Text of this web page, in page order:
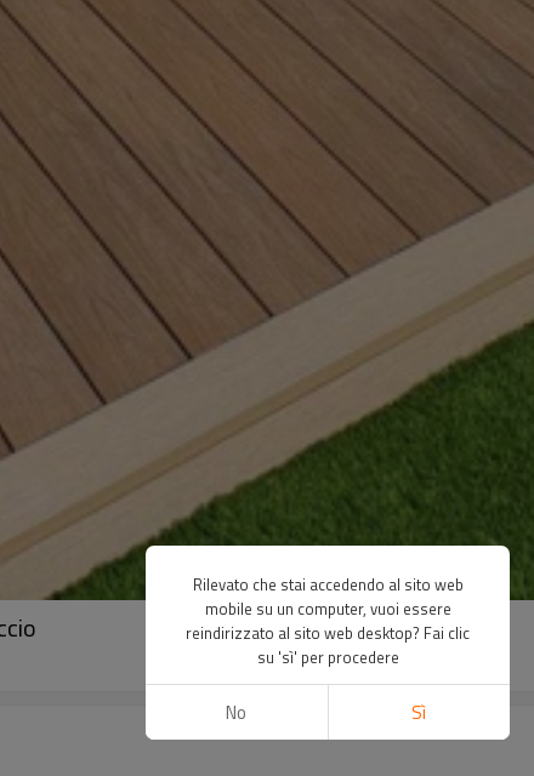
Rilevato che stai accedendo al sito web
mobile su un computer, vuoi essere
reindirizzato al sito web desktop? Fai clic
su 'sì' per procedere
No Sì